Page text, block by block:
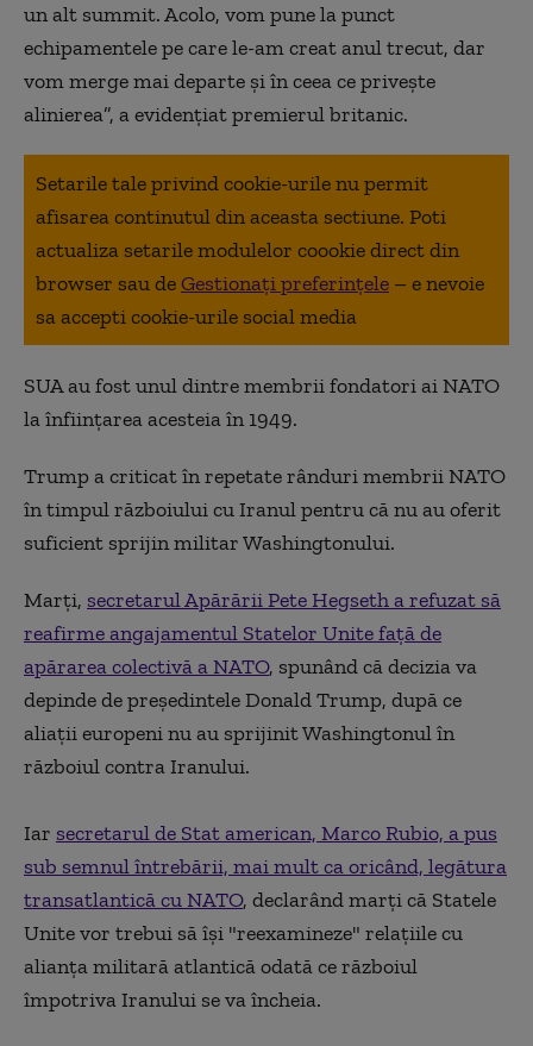
un alt summit. Acolo, vom pune la punct
echipamentele pe care le-am creat anul trecut, dar
vom merge mai departe şi în ceea ce priveşte
alinierea”, a evidenţiat premierul britanic.
Setarile tale privind cookie-urile nu permit
afisarea continutul din aceasta sectiune. Poti
actualiza setarile modulelor coookie direct din
browser sau deGestionați preferințele – e nevoie
sa accepti cookie-urile social media
SUA au fost unul dintre membrii fondatori ai NATO
la înființarea acesteia în 1949.
Trump a criticat în repetate rânduri membrii NATO
în timpul războiului cu Iranul pentru că nu au oferit
suficient sprijin militar Washingtonului.
Marți, secretarul Apărării Pete Hegseth a refuzat să
reafirme angajamentul Statelor Unite faţă de
apărarea colectivă a NATO, spunând că decizia va
depinde de preşedintele Donald Trump, după ce
aliaţii europeni nu au sprijinit Washingtonul în
războiul contra Iranului.
Iar secretarul de Stat american, Marco Rubio, a pus
sub semnul întrebării, mai mult ca oricând, legătura
transatlantică cu NATO, declarând marţi că Statele
Unite vor trebui să îşi "reexamineze" relaţiile cu
alianţa militară atlantică odată ce războiul
împotriva Iranului se va încheia.